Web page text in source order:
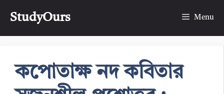
StudyOurs Menu
কপোতাক্ষ নদ কবিতার